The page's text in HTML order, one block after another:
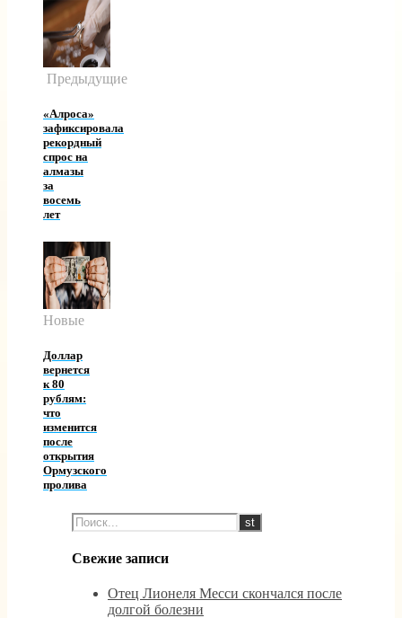
Предыдущие
«Алроса»
зафиксировала
рекордный
спрос на
алмазы
за
восемь
лет
Новые
Доллар
вернется
к 80
рублям:
что
изменится
после
открытия
Ормузского
пролива
Свежие записи
Отец Лионеля Месси скончался после
долгой болезни